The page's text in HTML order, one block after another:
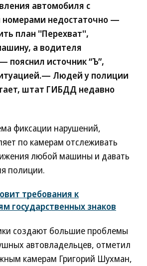
автомобиля с
недостаточно —
план ''Перехват'',
а водителя
пояснил источник “Ъ”,
Людей у полиции
штат ГИБДД недавно
фиксации нарушений,
по камерам отслеживать
любой машины и давать
полиции.
требования к
государственных знаков
создают большие проблемы
автовладельцев, отметил
камерам Григорий Шухман,